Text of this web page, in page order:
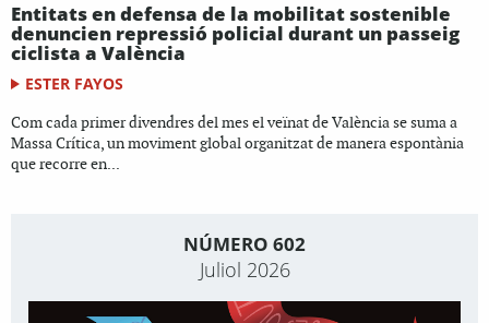
Entitats en defensa de la mobilitat sostenible
denuncien repressió policial durant un passeig
ciclista a València
ESTER FAYOS
Com cada primer divendres del mes el veïnat de València se suma a
Massa Crítica, un moviment global organitzat de manera espontània
que recorre en...
NÚMERO 602
Juliol 2026